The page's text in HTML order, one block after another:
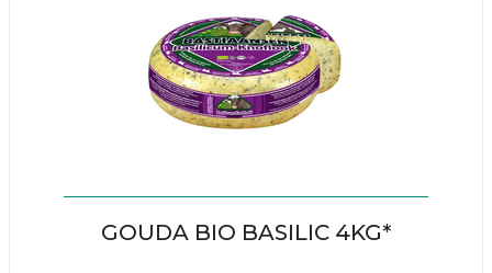
GOUDA BIO BASILIC 4KG*